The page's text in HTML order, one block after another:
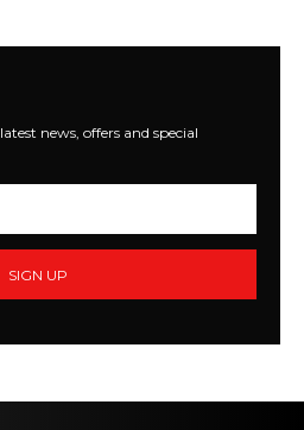
news, offers and special
SIGN UP